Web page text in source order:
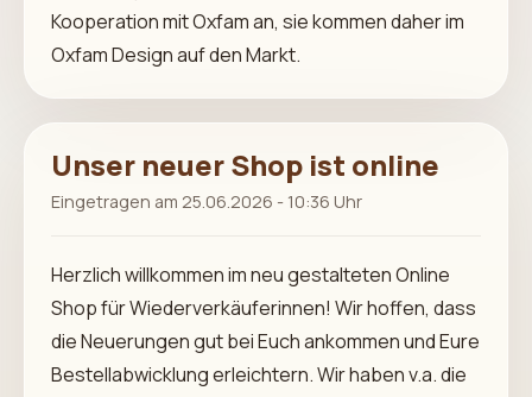
Kooperation mit Oxfam an, sie kommen daher im
Oxfam Design auf den Markt.
Unser neuer Shop ist online
Eingetragen am 25.06.2026 - 10:36 Uhr
Herzlich willkommen im neu gestalteten Online
Shop für Wiederverkäuferinnen! Wir hoffen, dass
die Neuerungen gut bei Euch ankommen und Eure
Bestellabwicklung erleichtern. Wir haben v.a. die